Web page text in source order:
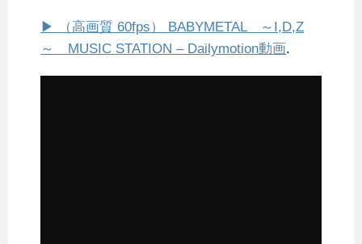
▶ （高画質 60fps） BABYMETAL ～I,D,Z
～ MUSIC STATION – Dailymotion動画.